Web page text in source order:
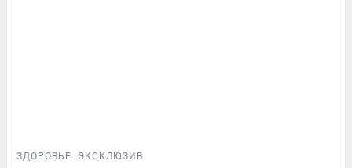
ЗДОРОВЬЕ ЭКСКЛЮЗИВ